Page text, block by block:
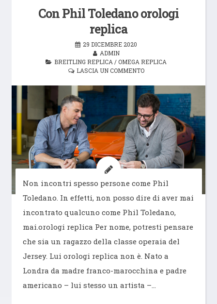
Con Phil Toledano orologi
replica
29 DICEMBRE 2020
ADMIN
BREITLING REPLICA /OMEGA REPLICA
LASCIA UN COMMENTO
Non incontri spesso persone come Phil
Toledano. In effetti, non posso dire di aver mai
incontrato qualcuno come Phil Toledano,
mai.orologi replica Per nome, potresti pensare
che sia un ragazzo della classe operaia del
Jersey. Lui orologi replica non è. Nato a
Londra da madre franco-marocchina e padre
americano – lui stesso un artista –…